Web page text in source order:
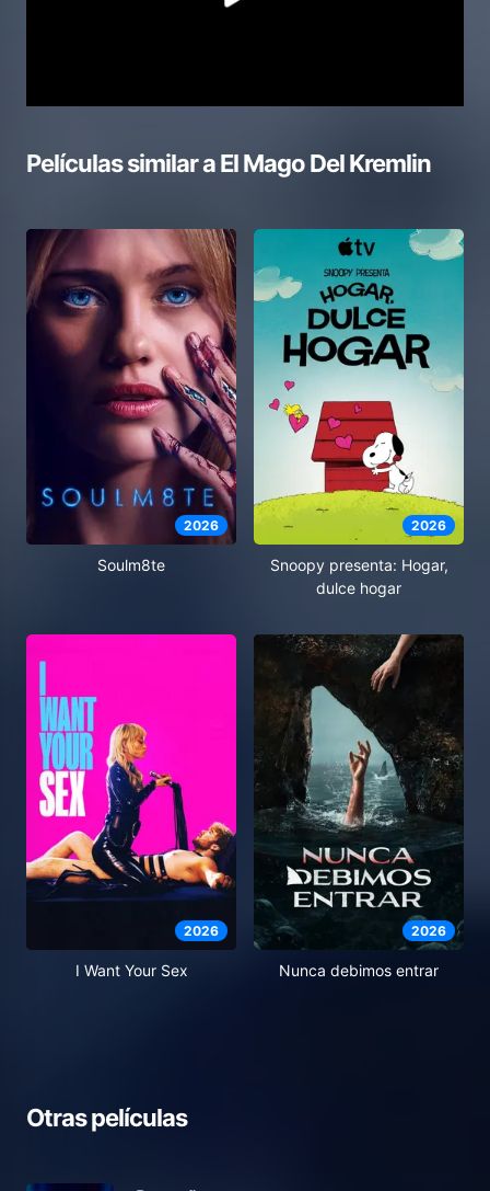
Películas similar aEl Mago Del Kremlin
2026
Soulm8te
2026
Snoopy presenta: Hogar,
dulce hogar
2026
I Want Your Sex
2026
Nunca debimos entrar
Otras películas